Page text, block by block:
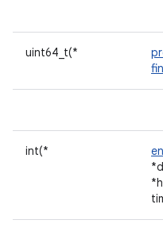
uint64_t(*
int(*